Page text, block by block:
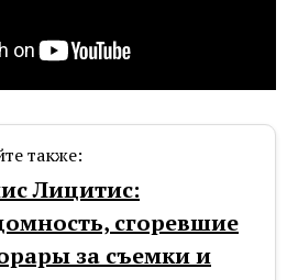
также:
Лицитис:
сгоревшие
за съемки и